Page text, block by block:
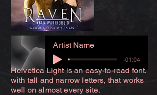
Artist Name
-01:04
Helvetica Light is an easy-to-read font,
with tall and narrow letters, that works
well on almost every site.